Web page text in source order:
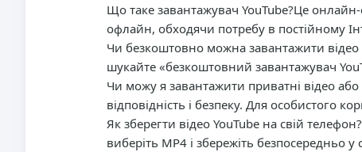
Що таке завантажувач YouTube?Це онлайн-
офлайн, обходячи потребу в постійному
Чи безкоштовно можна завантажити відео
шукайте «безкоштовний завантажувач
Чи можу я завантажити приватні відео
відповідність і безпеку. Для особистого
Як зберегти відео YouTube на свій телефон?
виберіть MP4 і збережіть безпосередньо у